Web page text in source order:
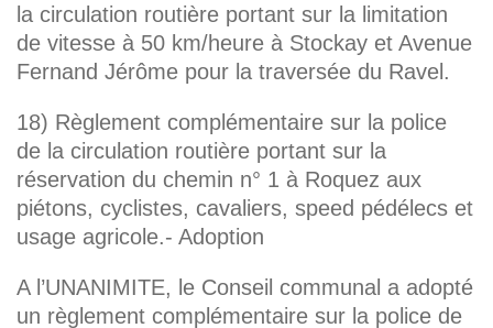
la circulation routière portant sur la limitation
de vitesse à 50 km/heure à Stockay et Avenue
Fernand Jérôme pour la traversée du Ravel.
18) Règlement complémentaire sur la police
de la circulation routière portant sur la
réservation du chemin n° 1 à Roquez aux
piétons, cyclistes, cavaliers, speed pédélecs et
usage agricole.- Adoption
A l’UNANIMITE, le Conseil communal a adopté
un règlement complémentaire sur la police de